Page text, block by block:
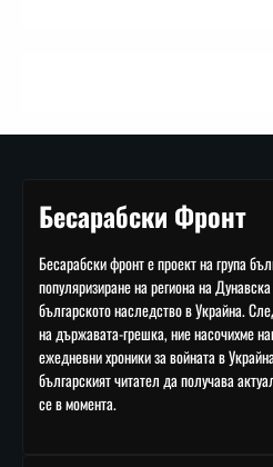
Бесарабски Фронт
Бесарабски фронт е проект на група
популяризиране на региона на
българското наследство в Украйна.
на държавата-грешка, ние насочихме
ежедневни хроники за войната в
българският читател да получава
се в момента.